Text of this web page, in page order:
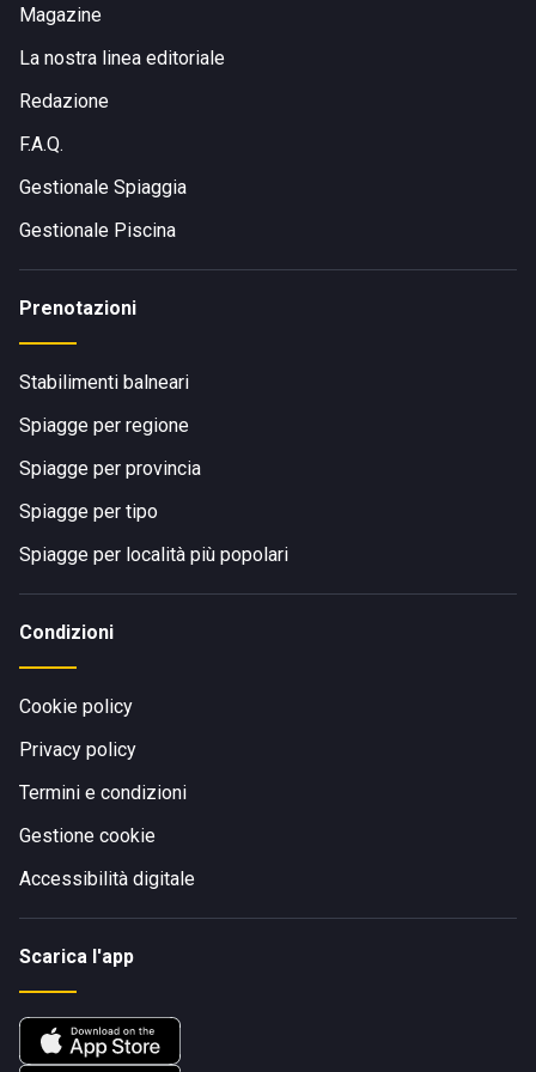
Cesena Nord, seguendo poi le indicazioni per Milano
In treno:La stazione ferroviaria più vicina è Cervia-
Milano Marittima, con collegamenti frequenti e comodi
In autobus:
Marittima con le principali città della regione, con
Magazine
La nostra linea editoriale
Redazione
F.A.Q.
Gestionale Spiaggia
Gestionale Piscina
Prenotazioni
Stabilimenti balneari
Spiagge per regione
Spiagge per provincia
Spiagge per tipo
Spiagge per località più popolari
Condizioni
Cookie policy
Privacy policy
Termini e condizioni
Gestione cookie
Accessibilità digitale
Scarica l'app